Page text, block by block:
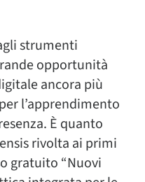
strumenti
opportunità
ancora più
l’apprendimento
È quanto
rivolta ai primi
gratuito “Nuovi